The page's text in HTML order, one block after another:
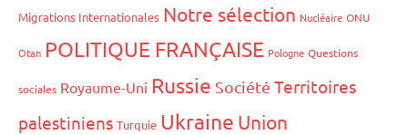
Migrations Internationales Notre sélection Nucléaire ONU
Otan POLITIQUE FRANÇAISE Pologne Questions
sociales Royaume-Uni Russie Société Territoires
palestiniens Turquie Ukraine Union